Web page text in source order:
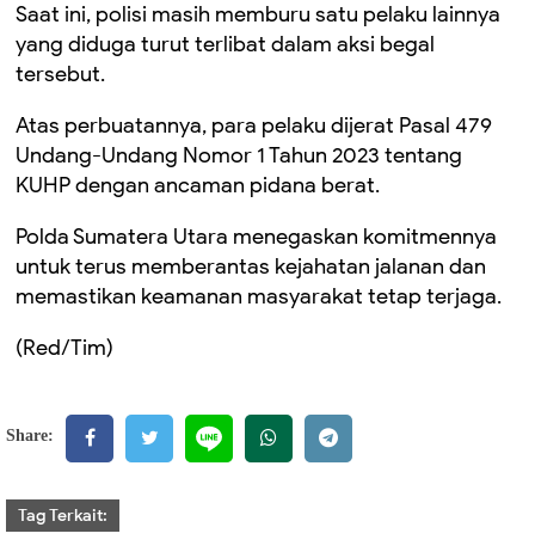
Saat ini, polisi masih memburu satu pelaku lainnya
yang diduga turut terlibat dalam aksi begal
tersebut.
Atas perbuatannya, para pelaku dijerat Pasal 479
Undang-Undang Nomor 1 Tahun 2023 tentang
KUHP dengan ancaman pidana berat.
Polda Sumatera Utara menegaskan komitmennya
untuk terus memberantas kejahatan jalanan dan
memastikan keamanan masyarakat tetap terjaga.
(Red/Tim)
Share:
Tag Terkait: